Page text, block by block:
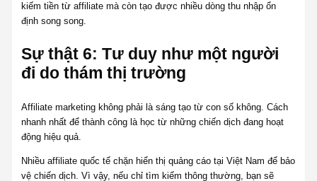
kiếm tiền từ affiliate mà còn tạo được nhiều dòng thu nhập ổn
định song song.
Sự thật 6: Tư duy như một người
đi do thám thị trường
Affiliate marketing không phải là sáng tạo từ con số không. Cách
nhanh nhất để thành công là học từ những chiến dịch đang hoạt
động hiệu quả.
Nhiều affiliate quốc tế chặn hiển thị quảng cáo tại Việt Nam để bảo
vệ chiến dịch. Vì vậy, nếu chỉ tìm kiếm thông thường, bạn sẽ